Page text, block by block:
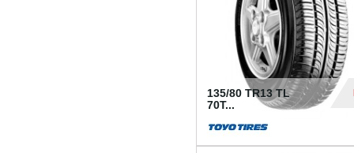
135/80 TR13 TL
70T...